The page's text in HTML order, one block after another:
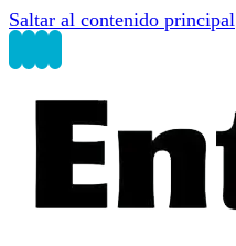
Saltar al contenido principal